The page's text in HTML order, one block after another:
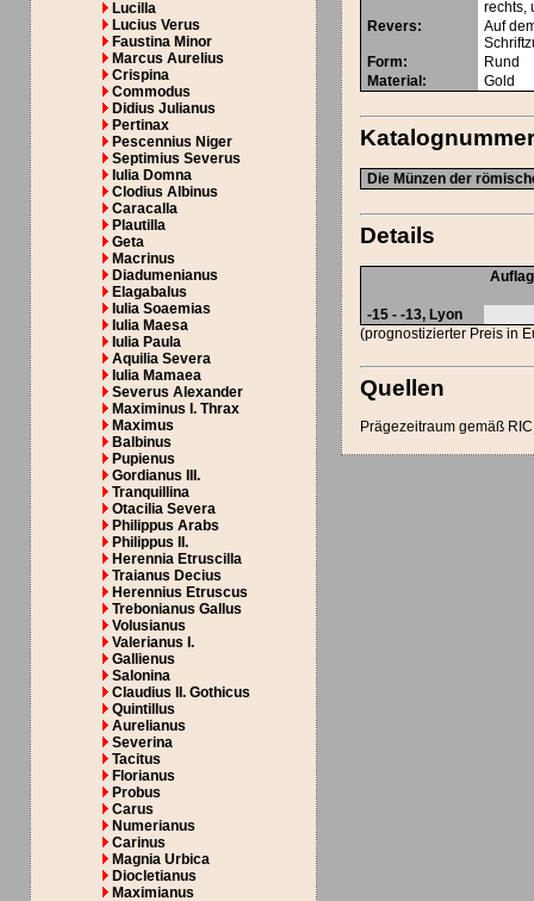
Lucilla
Lucius Verus
Faustina Minor
Marcus Aurelius
Crispina
Commodus
Didius Julianus
Pertinax
Pescennius Niger
Septimius Severus
Iulia Domna
Clodius Albinus
Caracalla
Plautilla
Geta
Macrinus
Diadumenianus
Elagabalus
Iulia Soaemias
Iulia Maesa
Iulia Paula
Aquilia Severa
Iulia Mamaea
Severus Alexander
Maximinus I. Thrax
Maximus
Balbinus
Pupienus
Gordianus III.
Tranquillina
Otacilia Severa
Philippus Arabs
Philippus II.
Herennia Etruscilla
Traianus Decius
Herennius Etruscus
Trebonianus Gallus
Volusianus
Valerianus I.
Gallienus
Salonina
Claudius II. Gothicus
Quintillus
Aurelianus
Severina
Tacitus
Florianus
Probus
Carus
Numerianus
Carinus
Magnia Urbica
Diocletianus
Maximianus
rechts,
Revers:
Auf
Form:
Rund
Material : Gold
Die Münzen der
Details
-15 - -13, Lyon
(prognostizierter Preis in
Quellen
Prägezeitraum gemäß